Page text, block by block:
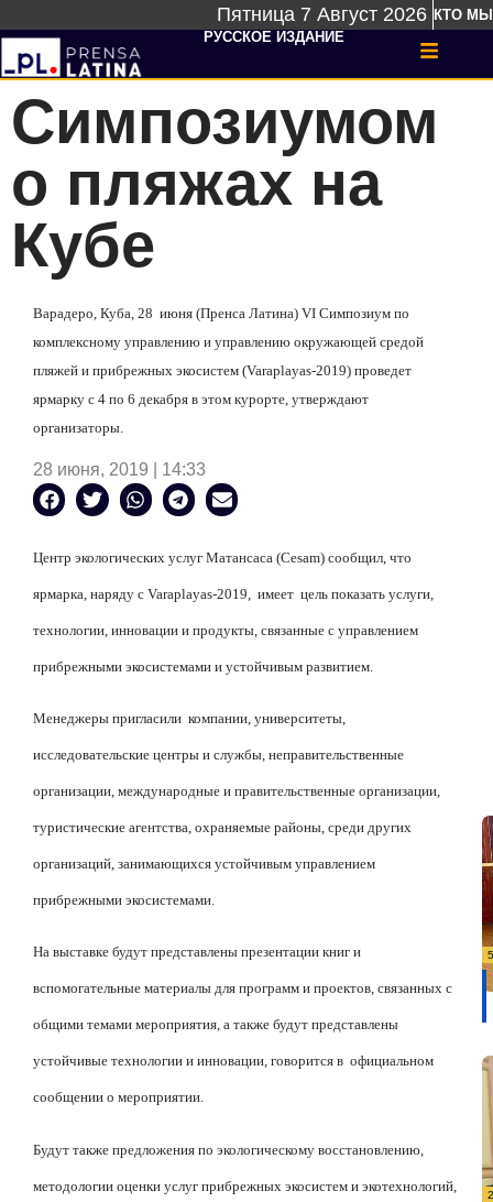
Пятница 7 Август 2026 КТО МЫ
РУССКОЕ ИЗДАНИЕ
Симпозиумом
о пляжах на
Кубе
Варадеро, Куба, 28 июня (Пренса Латина) VI Симпозиум по
комплексному управлению и управлению окружающей средой
пляжей и прибрежных экосистем (Varaplayas-2019) проведет
ярмарку с 4 по 6 декабря в этом курорте, утверждают
организаторы.
28 июня, 2019 | 14:33
Центр экологических услуг Матансаса (Cesam) сообщил, что
ярмарка, наряду с Varaplayas-2019, имеет цель показать услуги,
технологии, инновации и продукты, связанные с управлением
прибрежными экосистемами и устойчивым развитием.
Менеджеры пригласили компании, университеты,
исследовательские центры и службы, неправительственные
организации, международные и правительственные организации,
туристические агентства, охраняемые районы, среди других
организаций, занимающихся устойчивым управлением
прибрежными экосистемами.
На выставке будут представлены презентации книг и
вспомогательные материалы для программ и проектов, связанных с
общими темами мероприятия, а также будут представлены
устойчивые технологии и инновации, говорится в официальном
сообщении о мероприятии.
Будут также предложения по экологическому восстановлению,
методологии оценки услуг прибрежных экосистем и экотехнологий,